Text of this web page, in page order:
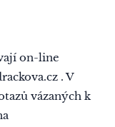
on-line
. V
vázaných k